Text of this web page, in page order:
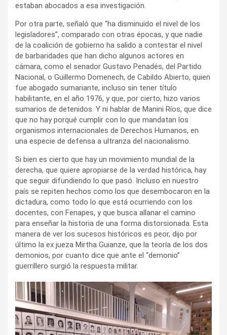
estaban abocados a esa investigación.
Por otra parte, señaló que “ha disminuido el nivel de los
legisladores”, comparado con otras épocas, y que nadie
de la coalición de gobierno ha salido a contestar el nivel
de barbaridades que han dicho algunos actores en
cámara, como el senador Gustavo Penadés, del Partido
Nacional, o Guillermo Domenech, de Cabildo Abierto, quien
fue abogado sumariante, incluso sin tener título
habilitante, en el año 1976, y que, por cierto, hizo varios
sumarios de detenidos. Y ni hablar de Manini Ríos, que dice
que no hay porqué cumplir con lo que mandatan los
organismos internacionales de Derechos Humanos, en
una especie de defensa a ultranza del nacionalismo.
Si bien es cierto que hay un movimiento mundial de la
derecha, que quiere apropiarse de la verdad histórica, hay
que seguir difundiendo lo que pasó. Incluso en nuestro
país se repiten hechos como los que desembocaron en la
dictadura, como todo lo que está ocurriendo con los
docentes, con Fenapes, y que busca allanar el camino
para enseñar la historia de una forma distorsionada. Esta
manera de ver los sucesos históricos es peor, dijo por
último la ex jueza Mirtha Guianze, que la teoría de los dos
demonios, por cuanto dice que ante el “demonio”
guerrillero surgió la respuesta militar.